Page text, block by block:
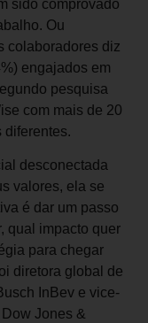
sido comprovado
Ou
colaboradores diz
engajados em
pesquisa
com mais de 20
diferentes.
desconectada
valores, ela se
é dar um passo
qual impacto quer
para chegar
diretora global de
InBev e vice-
Jones &